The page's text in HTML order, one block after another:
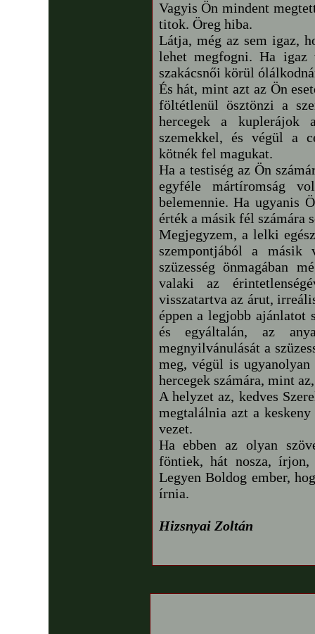
Vagyis Ön mindent
titok. Öreg hiba.
Látja, még az sem igaz,
lehet megfogni. Ha
szakácsnői körül
És hát, mint azt az Ön
föltétlenül ösztönzi a
hercegek a kuplerájok
szemekkel, és végül a
kötnék fel magukat.
Ha a testiség az Ön
egyféle mártíromság
belemennie. Ha ugyanis
érték a másik fél számára
Megjegyzem, a lelki
szempontjából a másik
szüzesség önmagában
valaki az
visszatartva az árut,
éppen a legjobb ajánlatot
és egyáltalán, az
megnyilvánulását a
meg, végül is
hercegek számára, mint
A helyzet az, kedves
megtalálnia azt a
vezet.
Ha ebben az olyan
föntiek, hát nosza,
Legyen Boldog ember,
írnia.
Hizsnyai Zoltán